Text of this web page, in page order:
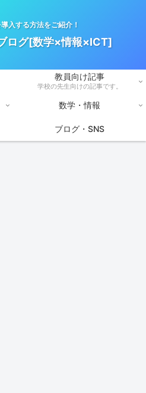
入する方法をご紹介！
ログ[数学×情報×ICT]
教員向け記事
学校の先生向けの記事です。
数学・情報
ブログ・SNS